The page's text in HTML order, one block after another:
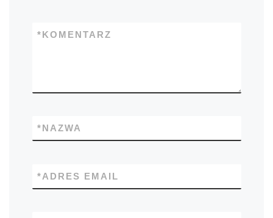
KOMENTARZ
*
NAZWA
*
ADRES EMAIL
*